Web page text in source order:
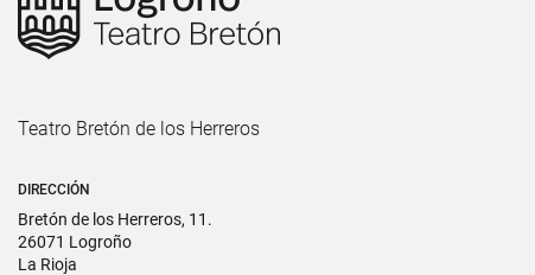
Teatro Bretón de los Herreros
DIRECCIÓN
Bretón de los Herreros, 11.
26071 Logroño
La Rioja